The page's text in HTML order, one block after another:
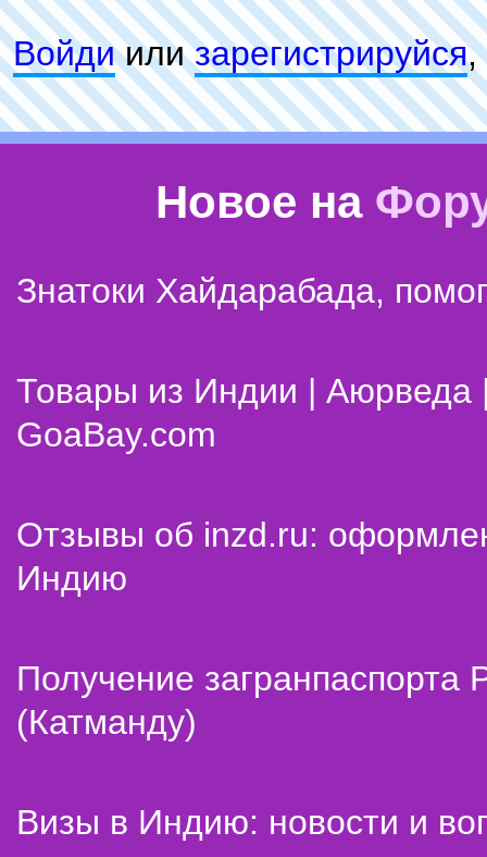
Войдиилизарeгиcтpируйся,
Новое на
Знатоки Хайдарабада,
Товары из Индии | Аюрведа
GoaBay.com
Отзывы об inzd.ru:
Индию
Получение
(Катманду)
Визы в Индию: новости и